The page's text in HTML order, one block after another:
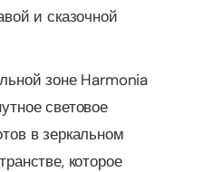
и сказочной
зоне Harmonia
световое
в зеркальном
которое